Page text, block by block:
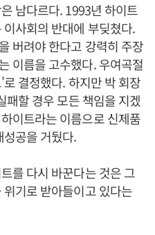
남다르다. 1993년 하이트
사회의 반대에 부딪쳤다.
버려야 한다고 강력히 주장
이름을 고수했다. 우여곡절
결정했다. 하지만 박 회장
패할 경우 모든 책임을 지겠
이트라는 이름으로 신제품
공을 거뒀다.
를 다시 바꾼다는 것은 그
기로 받아들이고 있다는